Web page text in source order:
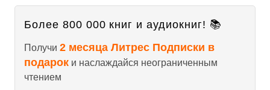
Более 800 000 книг и аудиокниг! 📚
Получи 2 месяца Литрес Подписки в
подарок и наслаждайся неограниченным
чтением